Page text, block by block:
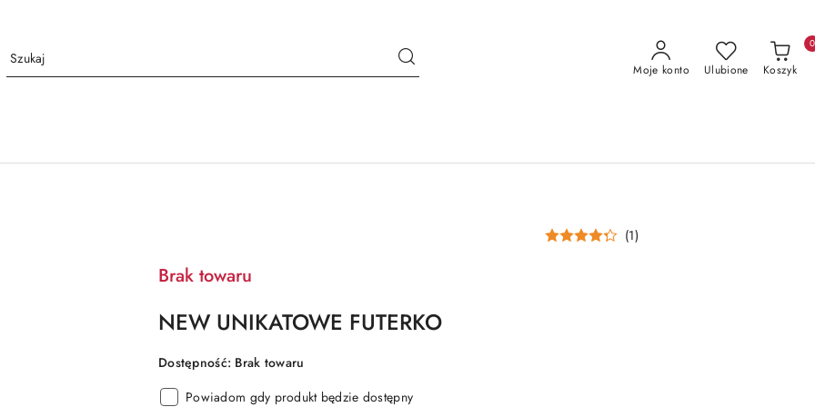
Moje konto Ulubione Koszyk
0
(1)
Brak towaru
NEW UNIKATOWE FUTERKO
Dostępność: Brak towaru
Powiadom gdy produkt będzie dostępny